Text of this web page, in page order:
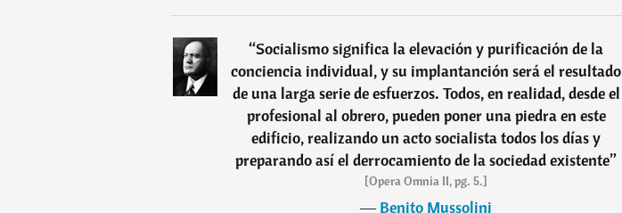
“Socialismo significa la elevación y purificación de la
conciencia individual, y su implantanción será el resultado
de una larga serie de esfuerzos. Todos, en realidad, desde el
profesional al obrero, pueden poner una piedra en este
edificio, realizando un acto socialista todos los días y
preparando así el derrocamiento de la sociedad existente”
[Opera Omnia II, pg. 5.]
―Benito Mussolini